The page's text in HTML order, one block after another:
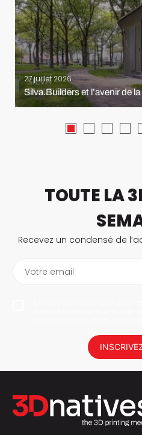
27 juillet 2026
Silva.Builders et l’avenir de
TOUTE LA
Recevez un condensé de
Votre email